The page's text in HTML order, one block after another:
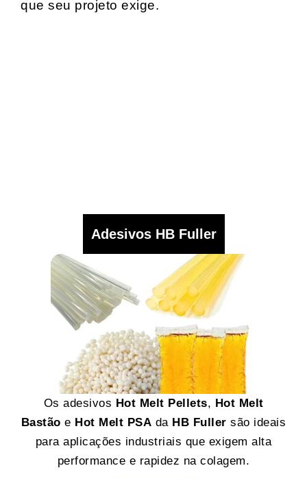
que seu projeto exige.
Adesivos HB Fuller
Os adesivos Hot Melt Pellets, Hot Melt
Bastão e Hot Melt PSA da HB Fuller são ideais
para aplicações industriais que exigem alta
performance e rapidez na colagem.